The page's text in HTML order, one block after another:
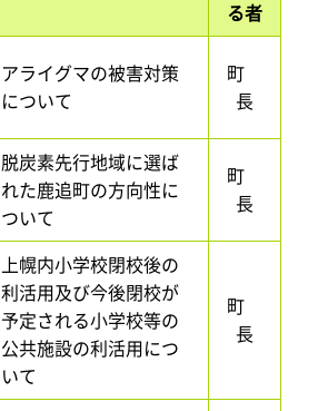
る者
アライグマの被害対策
について
町
長
脱炭素先行地域に選ば
れた鹿追町の方向性に
ついて
町
長
上幌内小学校閉校後の
利活用及び今後閉校が
予定される小学校等の
公共施設の利活用につ
いて
町
長